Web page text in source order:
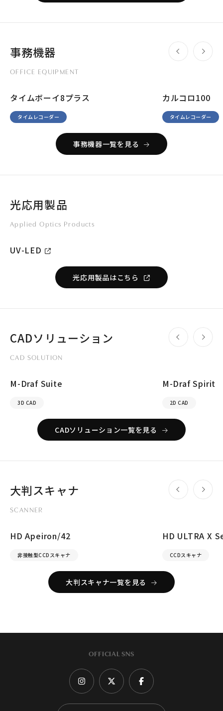
事務機器
OFFICE EQUIPMENT
タイムボーイ8プラス
タイムレコーダー
カルコロ100
タイムレコーダー
事務機器一覧を見る
光応用製品
Applied Optics Products
UV-LED
光応用製品はこちら
CADソリューション
CAD SOLUTION
M-Draf Suite
3D CAD
M-Draf Spirit
2D CAD
CADソリューション一覧を見る
大判スキャナ
SCANNER
HD Apeiron/42
非接触型CCDスキャナ
HD ULTRA X
CCDスキャナ
大判スキャナ一覧を見る
OFFICIAL SNS